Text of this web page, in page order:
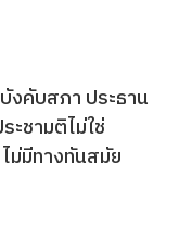
งคับสภา ประธาน
ะชามติไม่ใช่
ม่มีทางทันสมัย